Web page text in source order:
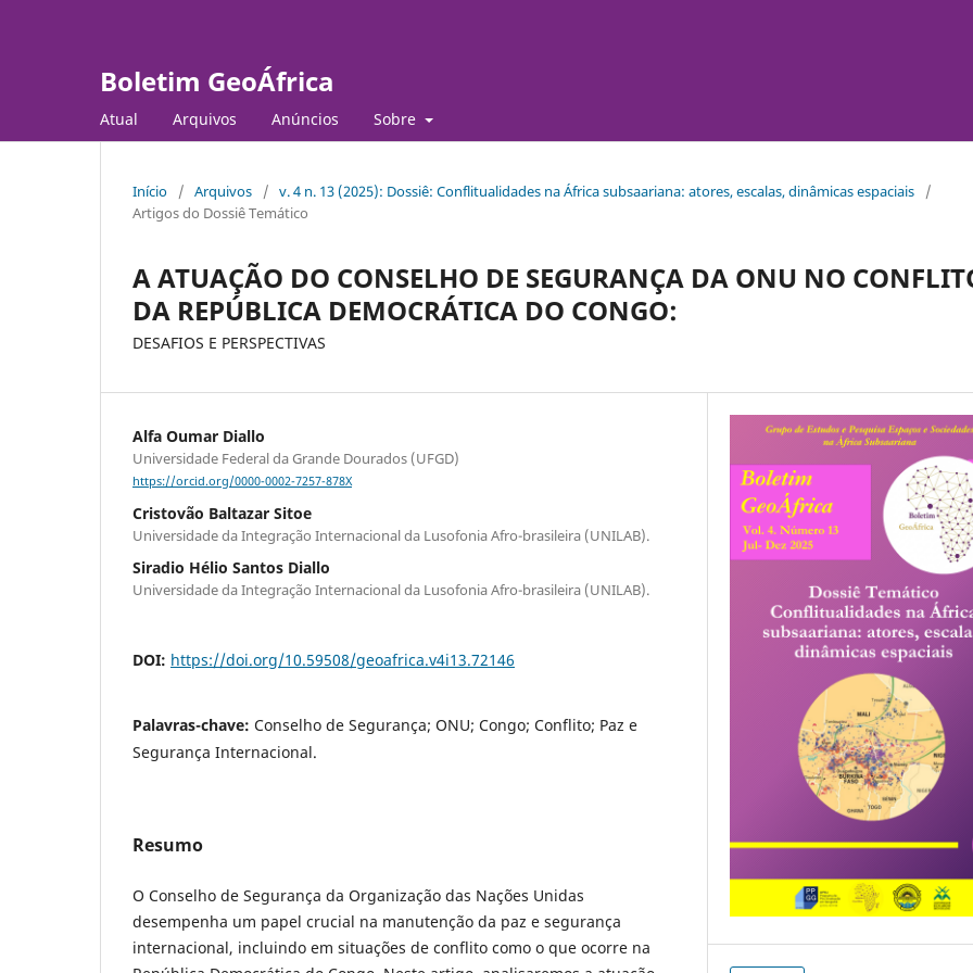
Boletim GeoÁfrica
Atual Arquivos Anúncios Sobre
Início / Arquivos / v. 4 n. 13 (2025): Dossiê: Conflitualidades na África subsaariana: atores, escalas, dinâmicas espaciais
/
Artigos do Dossiê Temático
A ATUAÇÃO DO CONSELHO DE SEGURANÇA DA ONU NO
DA REPÚBLICA DEMOCRÁTICA DO CONGO:
DESAFIOS E PERSPECTIVAS
Alfa Oumar Diallo
Universidade Federal da Grande Dourados (UFGD)
https://orcid.org/0000-0002-7257-878X
Cristovão Baltazar Sitoe
Universidade da Integração Internacional da Lusofonia Afro-brasileira (UNILAB).
Siradio Hélio Santos Diallo
Universidade da Integração Internacional da Lusofonia Afro-brasileira (UNILAB).
DOI: https://doi.org/10.59508/geoafrica.v4i13.72146
Palavras-chave: Conselho de Segurança; ONU; Congo; Conflito; Paz e
Segurança Internacional.
Resumo
O Conselho de Segurança da Organização das Nações Unidas
desempenha um papel crucial na manutenção da paz e segurança
internacional, incluindo em situações de conflito como o que ocorre na